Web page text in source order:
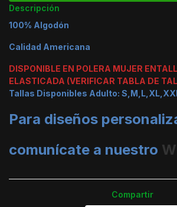
Descripción
100% Algodón
Calidad Americana
DISPONIBLE EN POLERA MUJER
ELASTICADA (VERIFICAR TABLA DE
Tallas Disponibles Adulto:
Para diseños
comunícate a nuestro
Compartir